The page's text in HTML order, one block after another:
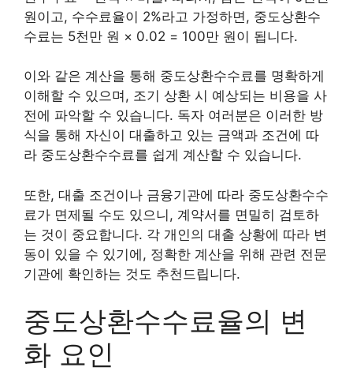
원이고, 수수료율이 2%라고 가정하면, 중도상환수
수료는 5천만 원 × 0.02 = 100만 원이 됩니다.
이와 같은 계산을 통해 중도상환수수료를 명확하게
이해할 수 있으며, 조기 상환 시 예상되는 비용을 사
전에 파악할 수 있습니다. 독자 여러분은 이러한 방
식을 통해 자신이 대출하고 있는 금액과 조건에 따
라 중도상환수수료를 쉽게 계산할 수 있습니다.
또한, 대출 조건이나 금융기관에 따라 중도상환수수
료가 면제될 수도 있으니, 계약서를 면밀히 검토하
는 것이 중요합니다. 각 개인의 대출 상황에 따라 변
동이 있을 수 있기에, 정확한 계산을 위해 관련 전문
기관에 확인하는 것도 추천드립니다.
중도상환수수료율의 변
화 요인